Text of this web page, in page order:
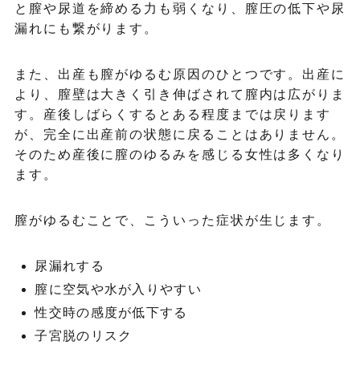
と膣や尿道を締める力も弱くなり、膣圧の低下や尿
漏れにも繋がります。
また、出産も膣がゆるむ原因のひとつです。出産に
より、膣壁は大きく引き伸ばされて膣内は広がりま
す。産後しばらくするとある程度までは戻ります
が、完全に出産前の状態に戻ることはありません。
そのため産後に膣のゆるみを感じる女性は多くなり
ます。
膣がゆるむことで、こういった症状が生じます。
尿漏れする
膣に空気や水が入りやすい
性交時の感度が低下する
子宮脱のリスク